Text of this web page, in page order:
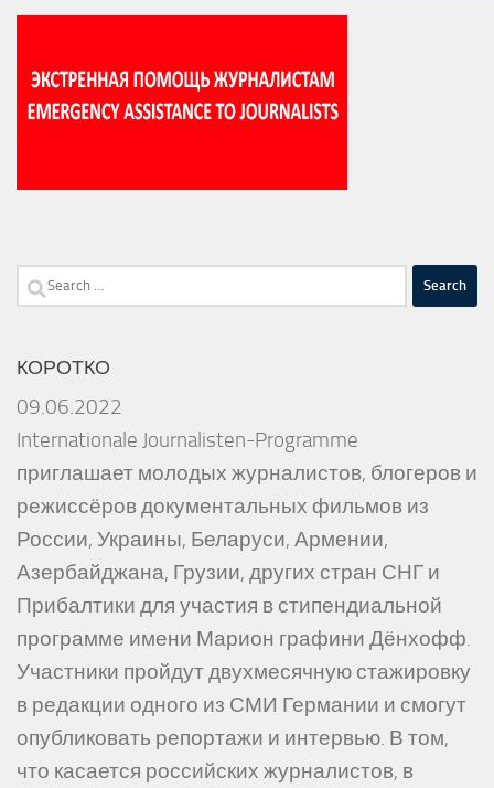
Search
КОРОТКО
09.06.2022
Internationale Journalisten-Programme
приглашает молодых журналистов, блогеров и
режиссёров документальных фильмов из
России, Украины, Беларуси, Армении,
Азербайджана, Грузии, других стран СНГ и
Прибалтики для участия в стипендиальной
программе имени Марион графини Дёнхофф.
Участники пройдут двухмесячную стажировку
в редакции одного из СМИ Германии и смогут
опубликовать репортажи и интервью. В том,
что касается российских журналистов, в